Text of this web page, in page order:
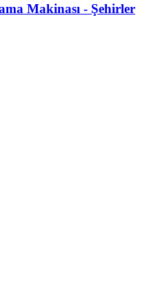
Makinası - Şehirler